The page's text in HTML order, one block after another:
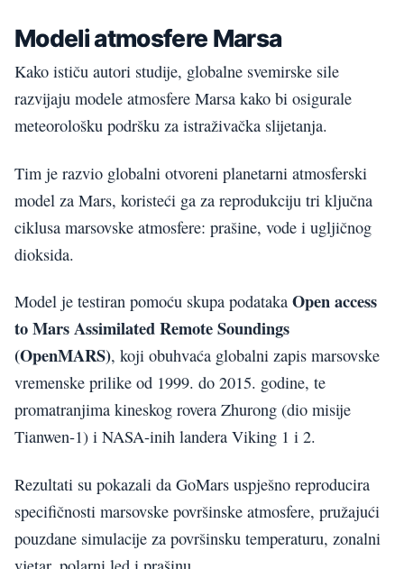
Modeli atmosfere Marsa
Kako ističu autori studije, globalne svemirske sile
razvijaju modele atmosfere Marsa kako bi osigurale
meteorološku podršku za istraživačka slijetanja.
Tim je razvio globalni otvoreni planetarni atmosferski
model za Mars, koristeći ga za reprodukciju tri ključna
ciklusa marsovske atmosfere: prašine, vode i ugljičnog
dioksida.
Model je testiran pomoću skupa podataka Open access
to Mars Assimilated Remote Soundings
(OpenMARS), koji obuhvaća globalni zapis marsovske
vremenske prilike od 1999. do 2015. godine, te
promatranjima kineskog rovera Zhurong (dio misije
Tianwen-1) i NASA-inih landera Viking 1 i 2.
Rezultati su pokazali da GoMars uspješno reproducira
specifičnosti marsovske površinske atmosfere, pružajući
pouzdane simulacije za površinsku temperaturu, zonalni